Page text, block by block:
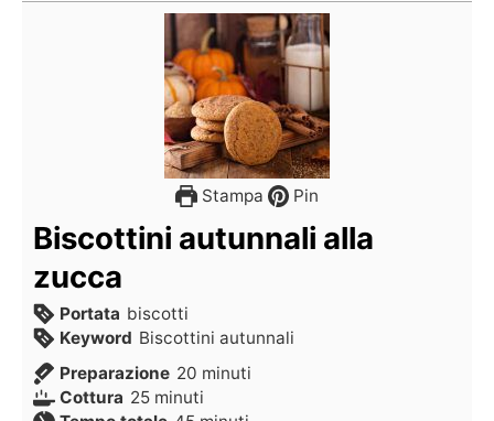
Stampa Pin
Biscottini autunnali alla
zucca
Portata biscotti
Keyword Biscottini autunnali
Preparazione 20 minuti
Cottura 25 minuti